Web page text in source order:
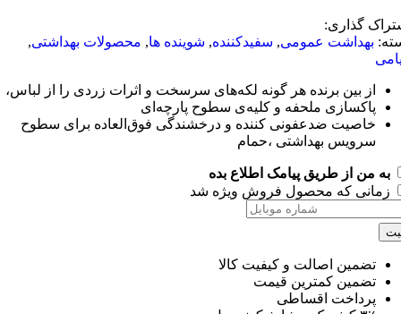
عمومی, سفیدکننده, شوینده ها, محصولات بهداشتی,
برنده هر گونه لکه‌های سرسخت و اثرات زردی را از لباس،
ملحفه و کلیه‌ی سطوح پارچه‌ای
ضدعفونی کننده و درخشندگی فوق‌العاده برای سطوح
بهداشتی ،حمام
از طریق پیامک اطلاع بده
که محصول فروش ویژه شد
اصالت و کیفیت کالا
کمترین قیمت
اقساطی